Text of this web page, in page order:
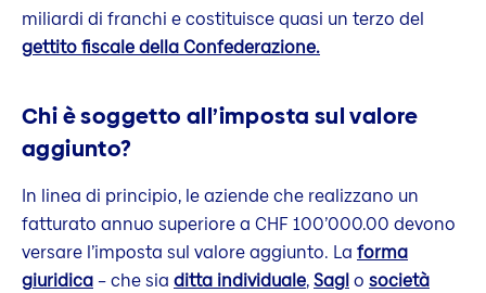
miliardi di franchi e costituisce quasi un terzo del
gettito fiscale della Confederazione.
Chi è soggetto all’imposta sul valore
aggiunto?
In linea di principio, le aziende che realizzano un
fatturato annuo superiore a CHF 100’000.00 devono
versare l’imposta sul valore aggiunto. La forma
giuridica– che sia ditta individuale,Saglo società